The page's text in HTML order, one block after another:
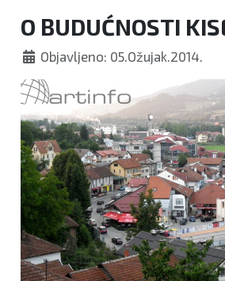
O BUDUĆNOSTI
Objavljeno: 05.Ožujak.2014.